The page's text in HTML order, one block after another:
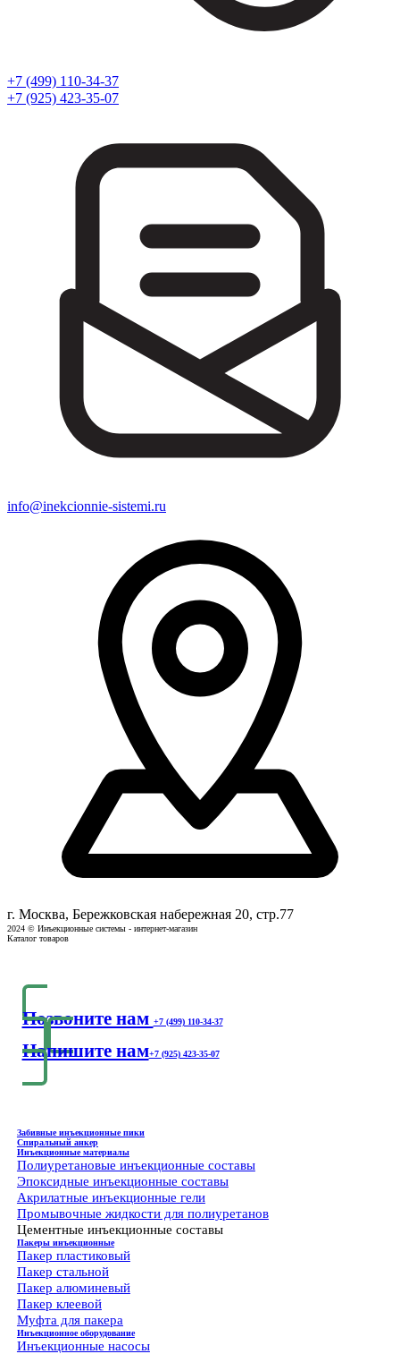
+7 (499) 110-34-37
+7 (925) 423-35-07
info@inekcionnie-sistemi.ru
г. Москва, Бережковская набережная 20, стр.77
2024 © Инъекционные системы - интернет-магазин
Каталог товаров
Позвоните нам +7 (499) 110-34-37
Напишите нам+7 (925) 423-35-07
Забивные инъекционные пики
Спиральный анкер
Инъекционные материалы
Полиуретановые инъекционные составы
Эпоксидные инъекционные составы
Акрилатные инъекционные гели
Промывочные жидкости для полиуретанов
Цементные инъекционные составы
Пакеры инъекционные
Пакер пластиковый
Пакер стальной
Пакер алюминевый
Пакер клеевой
Муфта для пакера
Инъекционное оборудование
Инъекционные насосы